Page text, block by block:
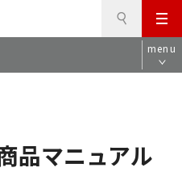
メ
ニ
ュ
menu
品マニュアル